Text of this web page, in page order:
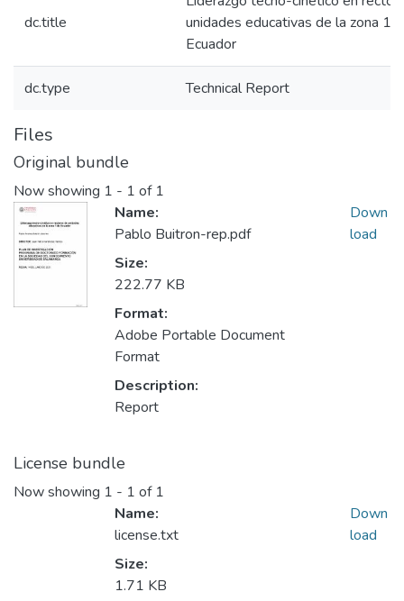
dc.title
unidades educativas de la zona 1
Ecuador
dc.type Technical Report
Files
Original bundle
Now showing 1 - 1 of 1
Name:
Pablo Buitron-rep.pdf
Size:
222.77 KB
Format:
Adobe Portable Document
Format
Description:
Report
Down
load
License bundle
Now showing 1 - 1 of 1
Name:
license.txt
Size:
1.71 KB
Down
load